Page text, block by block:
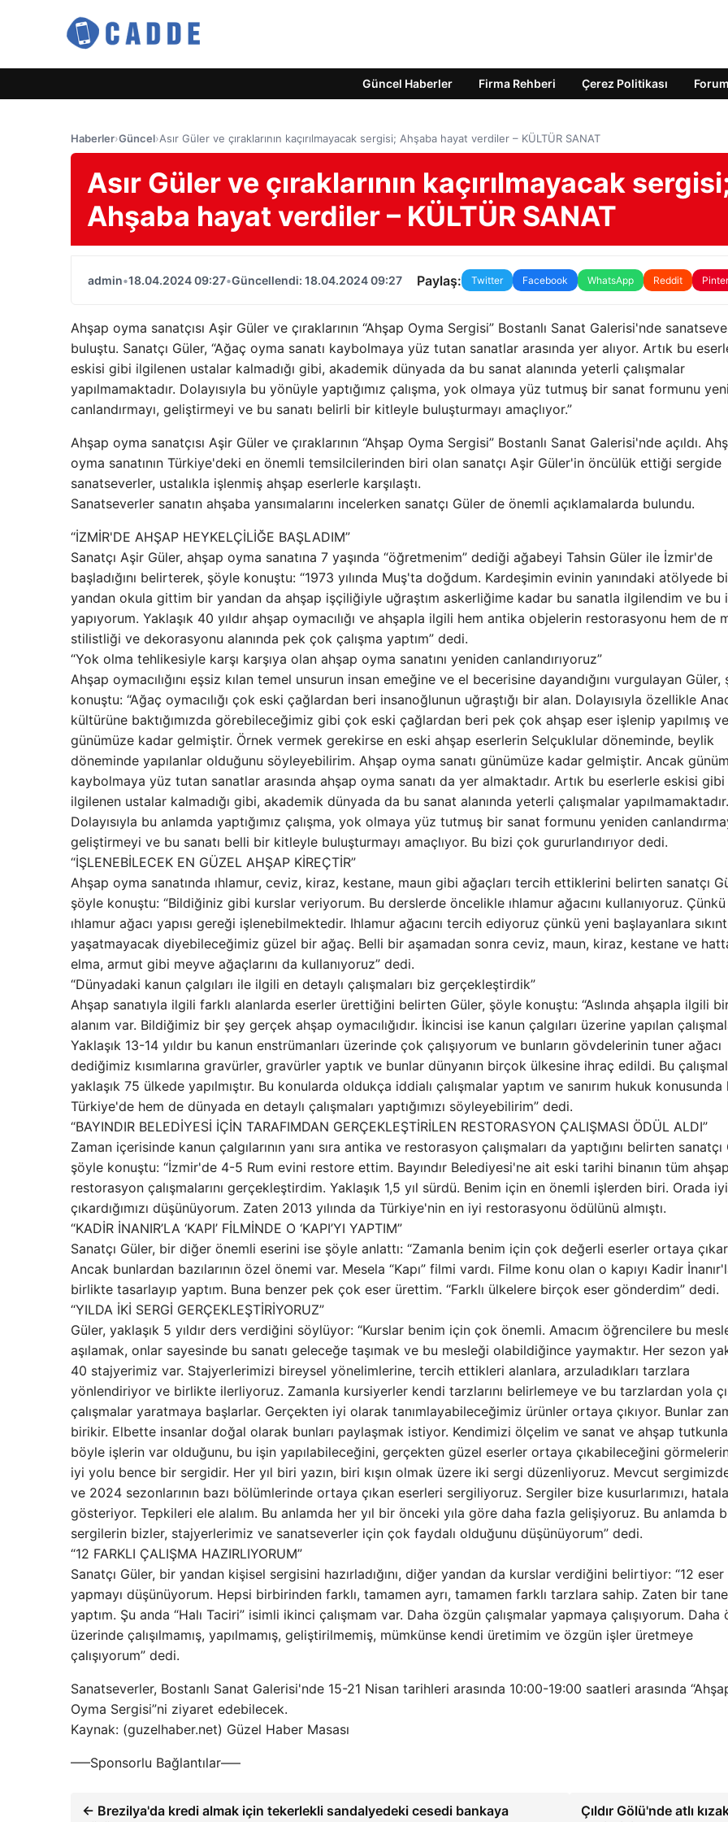
Güncel Haberler Firma Rehberi Çerez Politikası Forum
Haberler›Güncel›Asır Güler ve çıraklarının kaçırılmayacak sergisi; Ahşaba hayat verdiler – KÜLTÜR SANAT
Asır Güler ve çıraklarının kaçırılmayacak
Ahşaba hayat verdiler – KÜLTÜR SANAT
admin•18.04.2024 09:27•Güncellendi: 18.04.2024 09:27 Paylaş: Twitter Facebook WhatsApp Reddit
Ahşap oyma sanatçısı Aşir Güler ve çıraklarının “Ahşap Oyma Sergisi” Bostanlı Sanat Galerisi'nde
buluştu. Sanatçı Güler, “Ağaç oyma sanatı kaybolmaya yüz tutan sanatlar arasında yer alıyor. Artık bu
eskisi gibi ilgilenen ustalar kalmadığı gibi, akademik dünyada da bu sanat alanında yeterli çalışmalar
yapılmamaktadır. Dolayısıyla bu yönüyle yaptığımız çalışma, yok olmaya yüz tutmuş bir sanat formunu
canlandırmayı, geliştirmeyi ve bu sanatı belirli bir kitleyle buluşturmayı amaçlıyor.”
Ahşap oyma sanatçısı Aşir Güler ve çıraklarının “Ahşap Oyma Sergisi” Bostanlı Sanat Galerisi'nde açıldı.
oyma sanatının Türkiye'deki en önemli temsilcilerinden biri olan sanatçı Aşir Güler'in öncülük ettiği sergide
sanatseverler, ustalıkla işlenmiş ahşap eserlerle karşılaştı.
Sanatseverler sanatın ahşaba yansımalarını incelerken sanatçı Güler de önemli açıklamalarda bulundu.
“İZMİR'DE AHŞAP HEYKELÇİLİĞE BAŞLADIM”
Sanatçı Aşir Güler, ahşap oyma sanatına 7 yaşında “öğretmenim” dediği ağabeyi Tahsin Güler ile İzmir'de
başladığını belirterek, şöyle konuştu: “1973 yılında Muş'ta doğdum. Kardeşimin evinin yanındaki atölyede
yandan okula gittim bir yandan da ahşap işçiliğiyle uğraştım askerliğime kadar bu sanatla ilgilendim ve bu
yapıyorum. Yaklaşık 40 yıldır ahşap oymacılığı ve ahşapla ilgili hem antika objelerin restorasyonu hem de
stilistliği ve dekorasyonu alanında pek çok çalışma yaptım” dedi.
“Yok olma tehlikesiyle karşı karşıya olan ahşap oyma sanatını yeniden canlandırıyoruz”
Ahşap oymacılığını eşsiz kılan temel unsurun insan emeğine ve el becerisine dayandığını vurgulayan Güler,
konuştu: “Ağaç oymacılığı çok eski çağlardan beri insanoğlunun uğraştığı bir alan. Dolayısıyla özellikle
kültürüne baktığımızda görebileceğimiz gibi çok eski çağlardan beri pek çok ahşap eser işlenip yapılmış ve
günümüze kadar gelmiştir. Örnek vermek gerekirse en eski ahşap eserlerin Selçuklular döneminde, beylik
döneminde yapılanlar olduğunu söyleyebilirim. Ahşap oyma sanatı günümüze kadar gelmiştir. Ancak
kaybolmaya yüz tutan sanatlar arasında ahşap oyma sanatı da yer almaktadır. Artık bu eserlerle eskisi gibi
ilgilenen ustalar kalmadığı gibi, akademik dünyada da bu sanat alanında yeterli çalışmalar yapılmamaktadır.
Dolayısıyla bu anlamda yaptığımız çalışma, yok olmaya yüz tutmuş bir sanat formunu yeniden
geliştirmeyi ve bu sanatı belli bir kitleyle buluşturmayı amaçlıyor. Bu bizi çok gururlandırıyor dedi.
“İŞLENEBİLECEK EN GÜZEL AHŞAP KİREÇTİR”
Ahşap oyma sanatında ıhlamur, ceviz, kiraz, kestane, maun gibi ağaçları tercih ettiklerini belirten sanatçı
şöyle konuştu: “Bildiğiniz gibi kurslar veriyorum. Bu derslerde öncelikle ıhlamur ağacını kullanıyoruz. Çünkü
ıhlamur ağacı yapısı gereği işlenebilmektedir. Ihlamur ağacını tercih ediyoruz çünkü yeni başlayanlara
yaşatmayacak diyebileceğimiz güzel bir ağaç. Belli bir aşamadan sonra ceviz, maun, kiraz, kestane ve
elma, armut gibi meyve ağaçlarını da kullanıyoruz” dedi.
“Dünyadaki kanun çalgıları ile ilgili en detaylı çalışmaları biz gerçekleştirdik”
Ahşap sanatıyla ilgili farklı alanlarda eserler ürettiğini belirten Güler, şöyle konuştu: “Aslında ahşapla ilgili
alanım var. Bildiğimiz bir şey gerçek ahşap oymacılığıdır. İkincisi ise kanun çalgıları üzerine yapılan
Yaklaşık 13-14 yıldır bu kanun enstrümanları üzerinde çok çalışıyorum ve bunların gövdelerinin tuner ağacı
dediğimiz kısımlarına gravürler, gravürler yaptık ve bunlar dünyanın birçok ülkesine ihraç edildi. Bu
yaklaşık 75 ülkede yapılmıştır. Bu konularda oldukça iddialı çalışmalar yaptım ve sanırım hukuk konusunda
Türkiye'de hem de dünyada en detaylı çalışmaları yaptığımızı söyleyebilirim” dedi.
“BAYINDIR BELEDİYESİ İÇİN TARAFIMDAN GERÇEKLEŞTİRİLEN RESTORASYON ÇALIŞMASI ÖDÜL ALDI”
Zaman içerisinde kanun çalgılarının yanı sıra antika ve restorasyon çalışmaları da yaptığını belirten sanatçı
şöyle konuştu: “İzmir'de 4-5 Rum evini restore ettim. Bayındır Belediyesi'ne ait eski tarihi binanın tüm ahşap
restorasyon çalışmalarını gerçekleştirdim. Yaklaşık 1,5 yıl sürdü. Benim için en önemli işlerden biri. Orada
çıkardığımızı düşünüyorum. Zaten 2013 yılında da Türkiye'nin en iyi restorasyonu ödülünü almıştı.
“KADİR İNANIR’LA ‘KAPI’ FİLMİNDE O ‘KAPI’YI YAPTIM”
Sanatçı Güler, bir diğer önemli eserini ise şöyle anlattı: “Zamanla benim için çok değerli eserler ortaya
Ancak bunlardan bazılarının özel önemi var. Mesela “Kapı” filmi vardı. Filme konu olan o kapıyı Kadir
birlikte tasarlayıp yaptım. Buna benzer pek çok eser ürettim. “Farklı ülkelere birçok eser gönderdim” dedi.
“YILDA İKİ SERGİ GERÇEKLEŞTİRİYORUZ”
Güler, yaklaşık 5 yıldır ders verdiğini söylüyor: “Kurslar benim için çok önemli. Amacım öğrencilere bu
aşılamak, onlar sayesinde bu sanatı geleceğe taşımak ve bu mesleği olabildiğince yaymaktır. Her sezon
40 stajyerimiz var. Stajyerlerimizi bireysel yönelimlerine, tercih ettikleri alanlara, arzuladıkları tarzlara
yönlendiriyor ve birlikte ilerliyoruz. Zamanla kursiyerler kendi tarzlarını belirlemeye ve bu tarzlardan yola
çalışmalar yaratmaya başlarlar. Gerçekten iyi olarak tanımlayabileceğimiz ürünler ortaya çıkıyor. Bunlar
birikir. Elbette insanlar doğal olarak bunları paylaşmak istiyor. Kendimizi ölçelim ve sanat ve ahşap
böyle işlerin var olduğunu, bu işin yapılabileceğini, gerçekten güzel eserler ortaya çıkabileceğini
iyi yolu bence bir sergidir. Her yıl biri yazın, biri kışın olmak üzere iki sergi düzenliyoruz. Mevcut
ve 2024 sezonlarının bazı bölümlerinde ortaya çıkan eserleri sergiliyoruz. Sergiler bize kusurlarımızı,
gösteriyor. Tepkileri ele alalım. Bu anlamda her yıl bir önceki yıla göre daha fazla gelişiyoruz. Bu anlamda
sergilerin bizler, stajyerlerimiz ve sanatseverler için çok faydalı olduğunu düşünüyorum” dedi.
“12 FARKLI ÇALIŞMA HAZIRLIYORUM”
Sanatçı Güler, bir yandan kişisel sergisini hazırladığını, diğer yandan da kurslar verdiğini belirtiyor: “12 eser
yapmayı düşünüyorum. Hepsi birbirinden farklı, tamamen ayrı, tamamen farklı tarzlara sahip. Zaten bir tane
yaptım. Şu anda “Halı Taciri” isimli ikinci çalışmam var. Daha özgün çalışmalar yapmaya çalışıyorum. Daha
üzerinde çalışılmamış, yapılmamış, geliştirilmemiş, mümkünse kendi üretimim ve özgün işler üretmeye
çalışıyorum” dedi.
Sanatseverler, Bostanlı Sanat Galerisi'nde 15-21 Nisan tarihleri ​​arasında 10:00-19:00 saatleri arasında
Oyma Sergisi”ni ziyaret edebilecek.
Kaynak: (guzelhaber.net) Güzel Haber Masası
—–Sponsorlu Bağlantılar—–
← Brezilya'da kredi almak için tekerlekli sandalyedeki cesedi bankaya
Çıldır Gölü'nde atlı